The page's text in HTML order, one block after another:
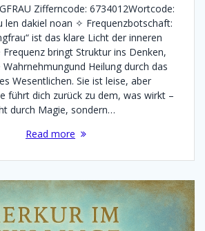
Zifferncode: 6734012Wortcode:
len dakiel noan ✧ Frequenzbotschaft:
ist das klare Licht der inneren
Frequenz bringt Struktur ins Denken,
Wahrnehmungund Heilung durch das
Wesentlichen. Sie ist leise, aber
führt dich zurück zu dem, was wirkt –
durch Magie, sondern…
Read more